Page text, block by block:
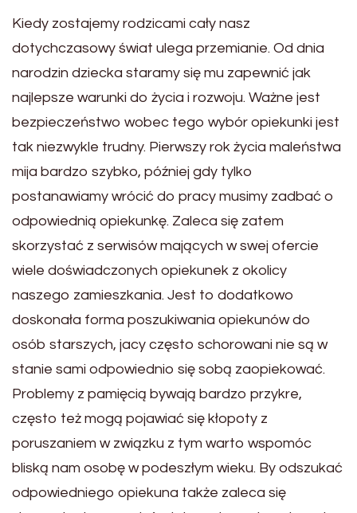
Kiedy zostajemy rodzicami cały nasz
dotychczasowy świat ulega przemianie. Od dnia
narodzin dziecka staramy się mu zapewnić jak
najlepsze warunki do życia i rozwoju. Ważne jest
bezpieczeństwo wobec tego wybór opiekunki jest
tak niezwykle trudny. Pierwszy rok życia maleństwa
mija bardzo szybko, później gdy tylko
postanawiamy wrócić do pracy musimy zadbać o
odpowiednią opiekunkę. Zaleca się zatem
skorzystać z serwisów mających w swej ofercie
wiele doświadczonych opiekunek z okolicy
naszego zamieszkania. Jest to dodatkowo
doskonała forma poszukiwania opiekunów do
osób starszych, jacy często schorowani nie są w
stanie sami odpowiednio się sobą zaopiekować.
Problemy z pamięcią bywają bardzo przykre,
często też mogą pojawiać się kłopoty z
poruszaniem w związku z tym warto wspomóc
bliską nam osobę w podeszłym wieku. By odszukać
odpowiedniego opiekuna także zaleca się